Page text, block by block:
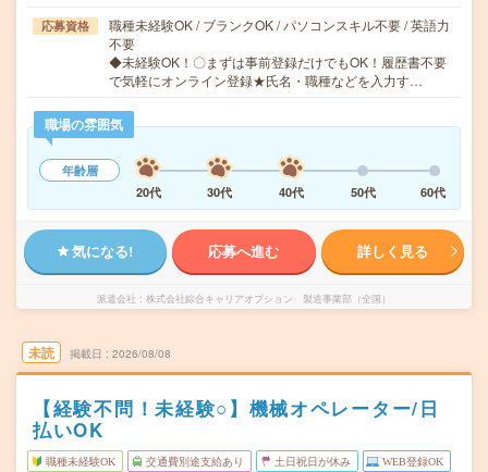
応募資格
職種未経験OK / ブランクOK / パソコンスキル不要 / 英語力
不要
◆未経験OK！〇まずは事前登録だけでもOK！履歴書不要
で気軽にオンライン登録★氏名・職種などを入力す…
職場の雰囲気
年齢層
20代
30代 40代 50代 60代
気になる! 応募へ進む 詳しく見る
派遣会社 株式会社綜合キャリアオプション 製造事業部（全国）
未読 掲載日 2026/08/08
【経験不問！未経験○】機械オペレーター/日
払いOK
職種未経験OK 交通費別途支給あり 土日祝日が休み WEB登録OK